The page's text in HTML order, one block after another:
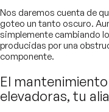
Nos daremos cuenta de
goteo un tanto oscuro.
simplemente cambiando
producidas por una
componente.
El
elevadoras, tu